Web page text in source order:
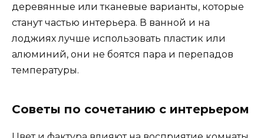
деревянные или тканевые варианты, которые
станут частью интерьера. В ванной и на
лоджиях лучше использовать пластик или
алюминий, они не боятся пара и перепадов
температуры.
Советы по сочетанию с интерьером